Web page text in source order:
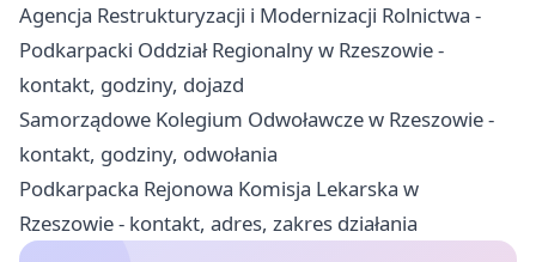
Agencja Restrukturyzacji i Modernizacji Rolnictwa -
Podkarpacki Oddział Regionalny w Rzeszowie -
kontakt, godziny, dojazd
Samorządowe Kolegium Odwoławcze w Rzeszowie -
kontakt, godziny, odwołania
Podkarpacka Rejonowa Komisja Lekarska w
Rzeszowie - kontakt, adres, zakres działania